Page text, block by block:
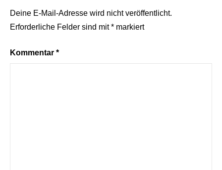
Deine E-Mail-Adresse wird nicht veröffentlicht.
Erforderliche Felder sind mit* markiert
Kommentar *